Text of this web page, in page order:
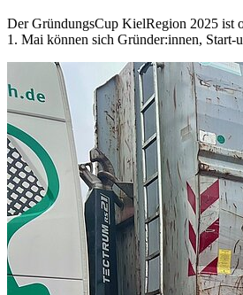
Der GründungsCup KielRegion 2025 ist
1. Mai können sich Gründer:innen,